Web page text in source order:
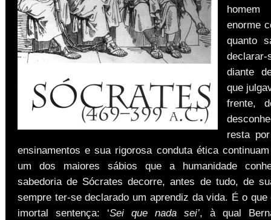
enorme
quanto
diante
que
frente,
resta
ensinamentos e sua rigorosa conduta ética
um dos maiores sábios que a humanidade
sabedoria de Sócrates decorre, antes de tudo, de
sempre ter-se declarado um aprendiz da vida. É o
imortal sentença: ‘Sei que nada sei’, à qual